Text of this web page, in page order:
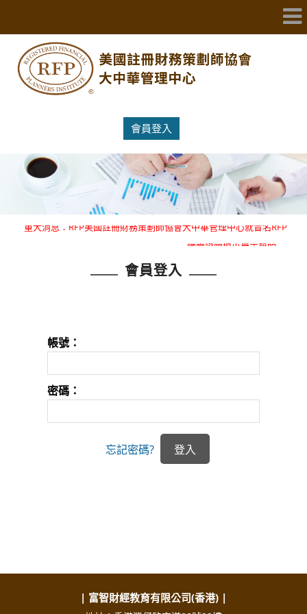
會員登入
國際證照提出嚴正聲明 。
重大消息：RFP美國註冊財務策劃師協會大中華管理中心就冒名RFP
會員登入
帳號：
密碼：
忘記密碼?
| 富智財經教育有限公司(香港) |